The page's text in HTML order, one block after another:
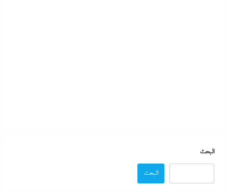
البحث
البحث
عصام رمضان يسطر: وسام احترام لمحافظ البنك
المركزى المصري